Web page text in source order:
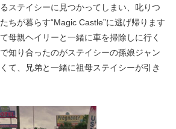
ステイシーに見つかってしまい、叱りつ
ちが暮らす“Magic Castle”に逃げ帰ります
母親ヘイリーと一緒に車を掃除しに行く
知り合ったのがステイシーの孫娘ジャン
て、兄弟と一緒に祖母ステイシーが引き